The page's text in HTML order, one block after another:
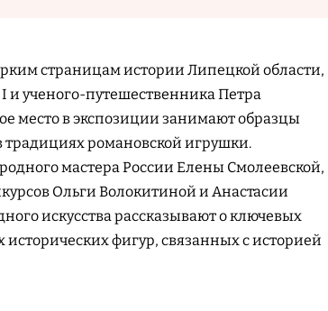
страницам истории Липецкой области,
ученого-путешественника Петра
место в экспозиции занимают образцы
романовской игрушки.
мастера России Елены Смолеевской,
Ольги Волокитиной и Анастасии
искусства рассказывают о ключевых
фигур, связанных с историей